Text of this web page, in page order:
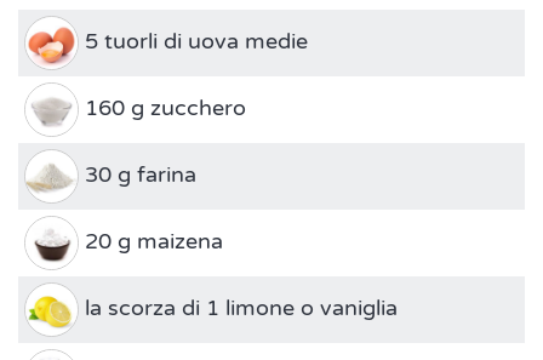
5 tuorli di uova medie
160 g zucchero
30 g farina
20 g maizena
la scorza di 1 limone o vaniglia